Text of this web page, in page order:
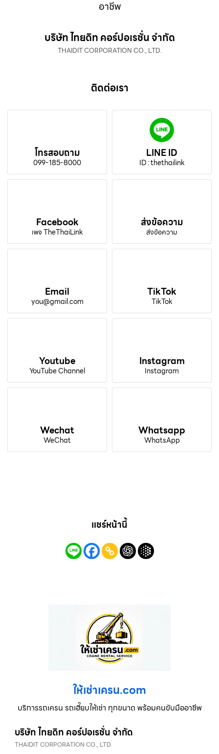
อาชีพ
บริษัท ไทยดิท คอร์ปอเรชั่น จำกัด
THAIDIT CORPORATION CO., LTD.
ติดต่อเรา
โทรสอบถาม
099-185-8000
LINE ID
ID : thethailink
Facebook
เพจ TheThaiLink
ส่งข้อความ
ส่งข้อความ
Email
you@gmail.com
TikTok
TikTok
Youtube
YouTube Channel
Instagram
Instagram
Wechat
WeChat
Whatsapp
WhatsApp
แชร์หน้านี้
ให้เช่าเครน.com
บริการรถเครน รถเฮี๊ยบให้เช่า ทุกขนาด พร้อมคนขับมืออาชีพ
บริษัท ไทยดิท คอร์ปอเรชั่น จำกัด
THAIDIT CORPORATION CO., LTD.